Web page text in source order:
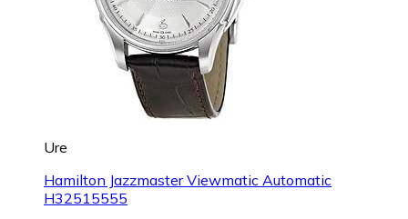
Ure
Hamilton Jazzmaster Viewmatic Automatic
H32515555